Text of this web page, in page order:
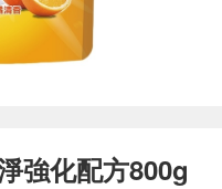
強化配方800g